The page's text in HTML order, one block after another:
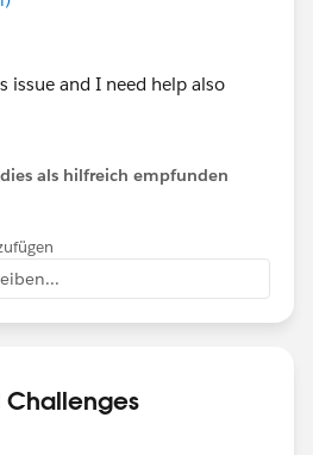
issue and I need help also
als hilfreich empfunden
Challenges